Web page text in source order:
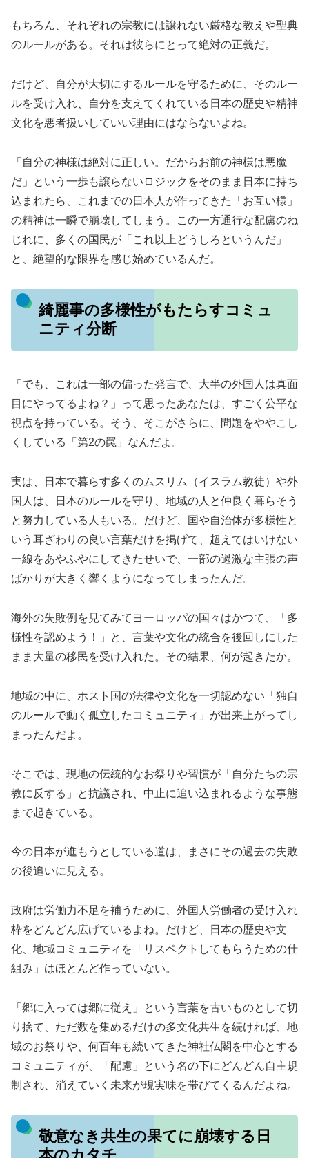
もちろん、それぞれの宗教には譲れない厳格な教えや聖典
のルールがある。それは彼らにとって絶対の正義だ。
だけど、自分が大切にするルールを守るために、そのルー
ルを受け入れ、自分を支えてくれている日本の歴史や精神
文化を悪者扱いしていい理由にはならないよね。
「自分の神様は絶対に正しい。だからお前の神様は悪魔
だ」という一歩も譲らないロジックをそのまま日本に持ち
込まれたら、これまでの日本人が作ってきた「お互い様」
の精神は一瞬で崩壊してしまう。この一方通行な配慮のね
じれに、多くの国民が「これ以上どうしろというんだ」
と、絶望的な限界を感じ始めているんだ。
綺麗事の多様性がもたらすコミュ
ニティ分断
「でも、これは一部の偏った発言で、大半の外国人は真面
目にやってるよね？」って思ったあなたは、すごく公平な
視点を持っている。そう、そこがさらに、問題をややこし
くしている「第2の罠」なんだよ。
実は、日本で暮らす多くのムスリム（イスラム教徒）や外
国人は、日本のルールを守り、地域の人と仲良く暮らそう
と努力している人もいる。だけど、国や自治体が多様性と
いう耳ざわりの良い言葉だけを掲げて、超えてはいけない
一線をあやふやにしてきたせいで、一部の過激な主張の声
ばかりが大きく響くようになってしまったんだ。
海外の失敗例を見てみてヨーロッパの国々はかつて、「多
様性を認めよう！」と、言葉や文化の統合を後回しにした
まま大量の移民を受け入れた。その結果、何が起きたか。
地域の中に、ホスト国の法律や文化を一切認めない「独自
のルールで動く孤立したコミュニティ」が出来上がってし
まったんだよ。
そこでは、現地の伝統的なお祭りや習慣が「自分たちの宗
教に反する」と抗議され、中止に追い込まれるような事態
まで起きている。
今の日本が進もうとしている道は、まさにその過去の失敗
の後追いに見える。
政府は労働力不足を補うために、外国人労働者の受け入れ
枠をどんどん広げているよね。だけど、日本の歴史や文
化、地域コミュニティを「リスペクトしてもらうための仕
組み」はほとんど作っていない。
「郷に入っては郷に従え」という言葉を古いものとして切
り捨て、ただ数を集めるだけの多文化共生を続ければ、地
域のお祭りや、何百年も続いてきた神社仏閣を中心とする
コミュニティが、「配慮」という名の下にどんどん自主規
制され、消えていく未来が現実味を帯びてくるんだよね。
敬意なき共生の果てに崩壊する日